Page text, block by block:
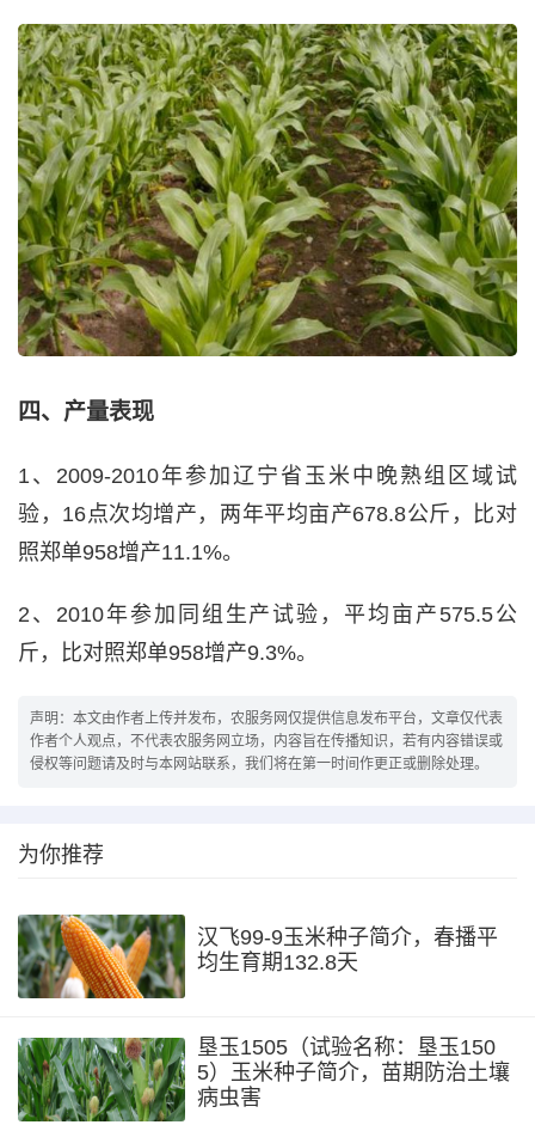
四、产量表现
1、2009-2010年参加辽宁省玉米中晚熟组区域试
验，16点次均增产，两年平均亩产678.8公斤，比对
照郑单958增产11.1%。
2、2010年参加同组生产试验，平均亩产575.5公
斤，比对照郑单958增产9.3%。
声明：本文由作者上传并发布，农服务网仅提供信息发布平台，文章仅代表
作者个人观点，不代表农服务网立场，内容旨在传播知识，若有内容错误或
侵权等问题请及时与本网站联系，我们将在第一时间作更正或删除处理。
为你推荐
汉飞99-9玉米种子简介，春播平
均生育期132.8天
垦玉1505（试验名称：垦玉150
5）玉米种子简介，苗期防治土壤
病虫害